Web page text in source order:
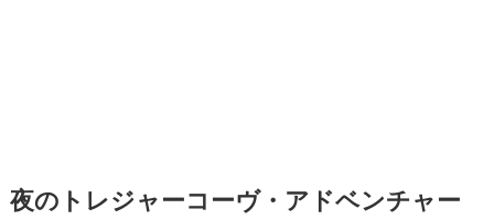
夜のトレジャーコーヴ・アドベンチャー